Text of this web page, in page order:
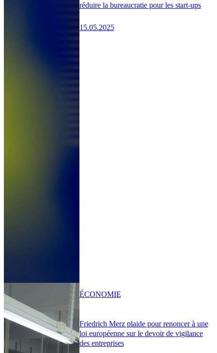
réduire la bureaucratie pour les start-ups
15.05.2025
Friedrich Merz plaide pour renoncer à une
loi européenne sur le devoir de vigilance
des entreprises
ÉCONOMIE